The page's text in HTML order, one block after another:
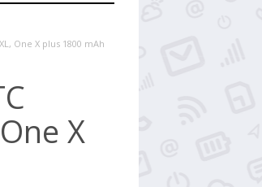
One X plus 1800 mAh
X